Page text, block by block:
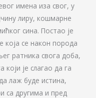
имена иза свог, у
лиру, кошмарне
сина. Постао је
која се након порода
ратника свога доба,
је слагао да га
лаж буде истина,
са другима и пред